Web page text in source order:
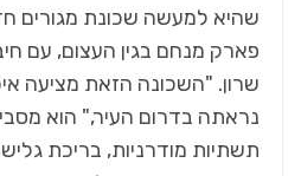
שהיא למעשה שכונת מגורים
פארק מנחם בגין העצום, עם
שרון. "השכונה הזאת מציעה
נראתה בדרום העיר," הוא
תשתיות מודרניות, בריכת